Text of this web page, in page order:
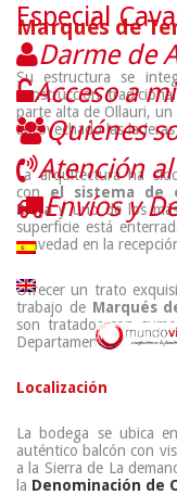
Marqués de
Su estructura se
construcción
parte alta de Ollauri,
aprovechado las
La arquitectura ha
con el sistema de
Riojay uno de los
superficie está
gravedad en la
Ofrecer un trato
trabajo de Marqués
son tratados con
Departamento Técnico
Localización
La bodega se ubica
auténtico balcón con
a la Sierra de La
la Denominación de
Especial
Darme de
Acceso a
Quiénes
Atención
Envíos y